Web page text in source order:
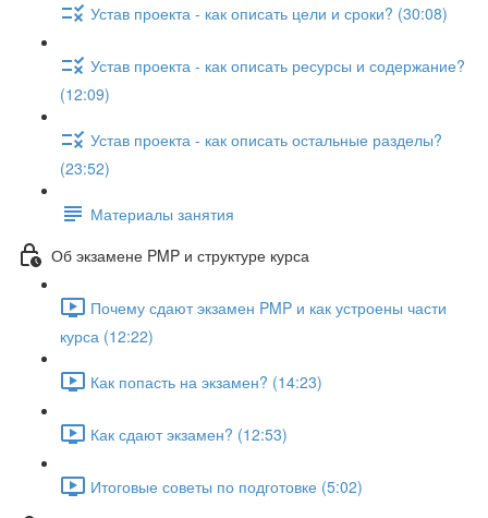
Устав проекта - как описать цели и сроки? (30:08)
Устав проекта - как описать ресурсы и содержание?
(12:09)
Устав проекта - как описать остальные разделы?
(23:52)
Материалы занятия
Об экзамене PMP и структуре курса
Почему сдают экзамен PMP и как устроены части
курса (12:22)
Как попасть на экзамен? (14:23)
Как сдают экзамен? (12:53)
Итоговые советы по подготовке (5:02)